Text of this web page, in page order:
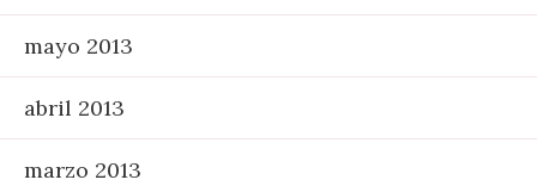
mayo 2013
abril 2013
marzo 2013